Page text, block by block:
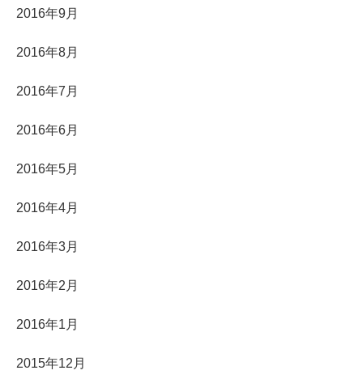
2016年9月
2016年8月
2016年7月
2016年6月
2016年5月
2016年4月
2016年3月
2016年2月
2016年1月
2015年12月